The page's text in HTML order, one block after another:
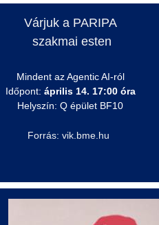
Várjuk a PARIPA
szakmai esten
Mindent azAgenticAI-ról
Időpont: április 14. 17:00 óra
Helyszín: Q épület BF10
Forrás: vik.bme.hu